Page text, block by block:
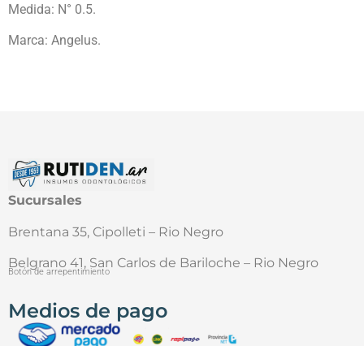
Medida: N° 0.5.
Marca: Angelus.
Sucursales
Brentana 35, Cipolleti – Rio Negro
Belgrano 41, San Carlos de Bariloche – Rio Negro
Botón de arrepentimiento
Medios de pago